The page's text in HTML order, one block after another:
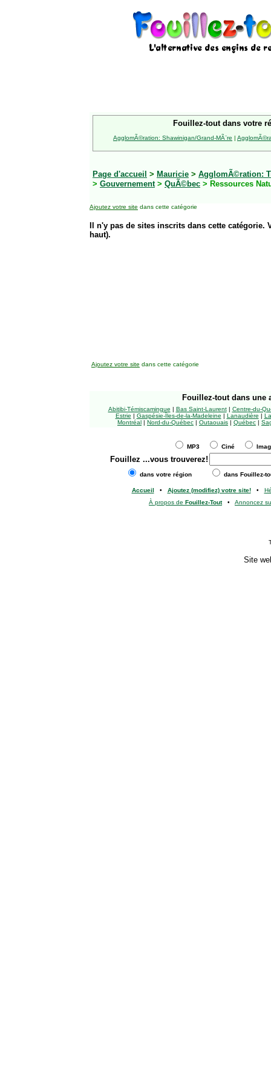
Fouillez-tout dans votre
AgglomÃ©ration: Shawinigan/Grand-MÃ¨re |
Page d'accueil > Mauricie > AgglomÃ©ration:
> Gouvernement> QuÃ©bec > Ressources
Ajoutez votre site dans cette catégorie
Il n'y pas de sites inscrits dans cette
haut).
Ajoutez votre site dans cette catégorie
Fouillez-tout dans une
Abitibi-Témiscamingue | Bas Saint-Laurent| Centre-du-
Estrie | Gaspésie-Îles-de-la-Madeleine | Lanaudière |
Montréal | Nord-du-Québec | Outaouais | Québec |
MP3 Ciné
Fouillez ...vous trouverez!
dans votre région dans Fouillez-
Accueil • Ajoutez (modifiez) votre site!•
À propos de Fouillez-Tout• Annoncez
Site